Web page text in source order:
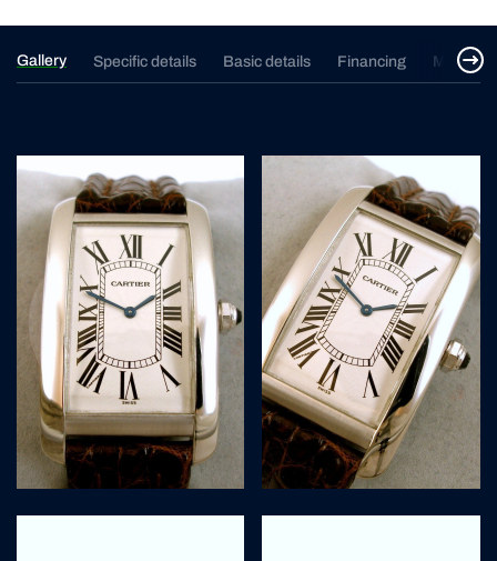
Gallery Specific details Basic details Financing